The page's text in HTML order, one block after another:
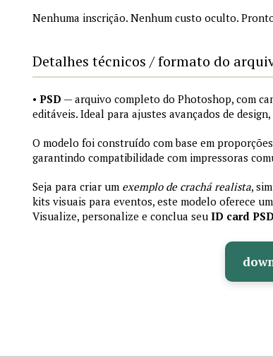
Nenhuma inscrição. Nenhum custo oculto.
Detalhes técnicos / formato do
• PSD — arquivo completo do Photoshop, com
editáveis. Ideal para ajustes avançados de
O modelo foi construído com base em
garantindo compatibilidade com impressoras
Seja para criar um exemplo de crachá realista,
kits visuais para eventos, este modelo oferece
Visualize, personalize e conclua seu ID card PSD